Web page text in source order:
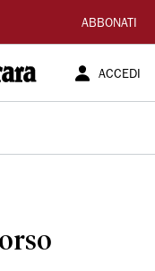
ABBONATI
ACCEDI